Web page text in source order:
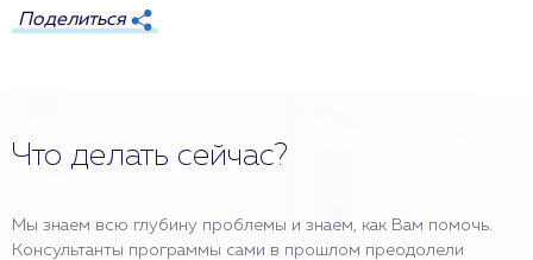
Поделиться
Что делать сейчас?
Мы знаем всю глубину проблемы и знаем, как Вам помочь.
Консультанты программы сами в прошлом преодолели